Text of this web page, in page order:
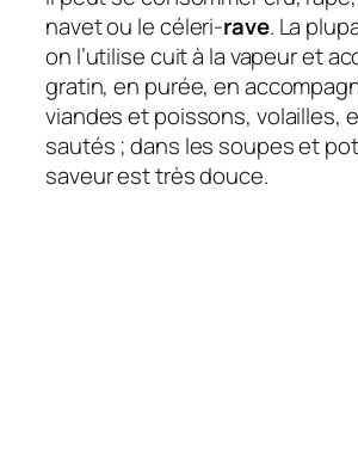
navet ou le céleri-rave. La
on l’utilise cuit à la vapeur et
gratin, en purée, en
viandes et poissons, volailles,
sautés ; dans les soupes et
saveur est très douce.